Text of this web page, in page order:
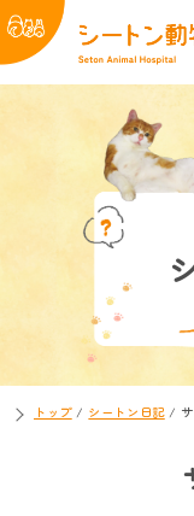
トップ/ シートン日記/